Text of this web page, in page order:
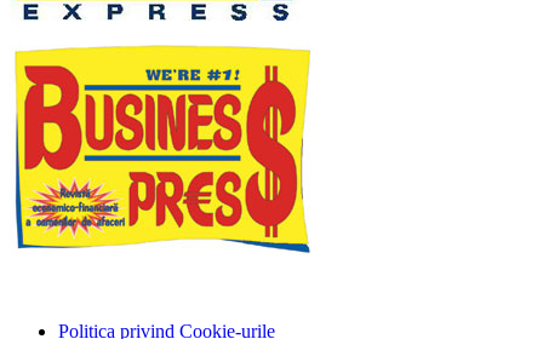
Politica privind Cookie-urile